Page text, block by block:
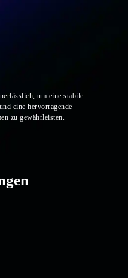
um eine stabile
eine hervorragende
zu gewährleisten.